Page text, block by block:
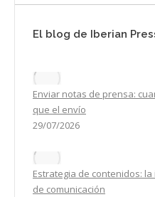
El blog de Iberian
Enviar notas de prensa:
que el envío
29/07/2026
Estrategia de contenidos:
de comunicación